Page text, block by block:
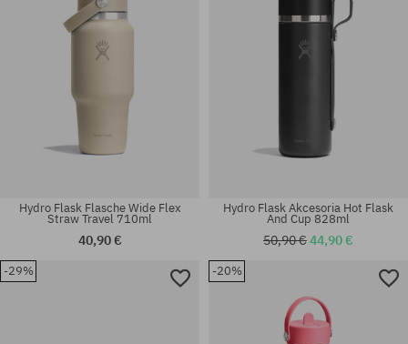
Universalgröße
Hydro Flask Flasche Wide Flex
Straw Travel 710ml
40,90 €
Hydro Flask Akcesoria Hot Flask
And Cup 828ml
50,90 €44,90 €
-29% -20%